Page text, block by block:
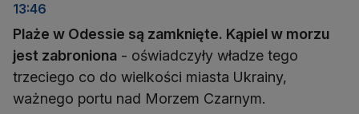
13:46
Plaże w Odessie są zamknięte. Kąpiel w morzu
jest zabroniona - oświadczyły władze tego
trzeciego co do wielkości miasta Ukrainy,
ważnego portu nad Morzem Czarnym.